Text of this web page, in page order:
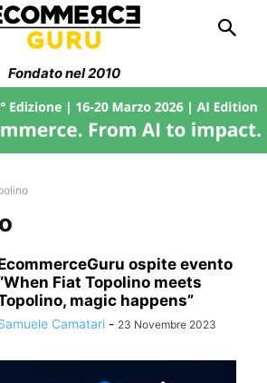
Fondato nel 2010
ospite evento
Fiat Topolino meets
magic happens”
Camatari - 23 Novembre 2023